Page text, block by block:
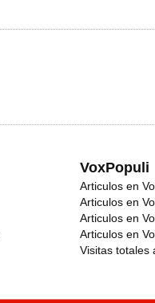
VoxPopuli
Articulos en
Articulos en
Articulos en
Articulos en
Visitas totales